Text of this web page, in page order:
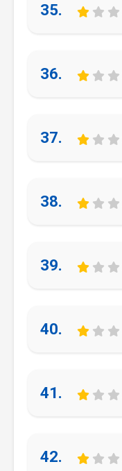
35.
36.
37.
38.
39.
40.
41.
42.